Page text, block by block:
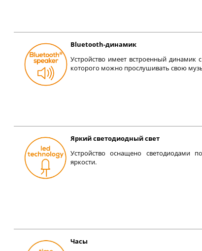
Bluetooth-динамик
Устройство имеет встроенный
которого можно прослушивать свою
Яркий светодиодный свет
Устройство оснащено светодиодами
яркости.
Часы